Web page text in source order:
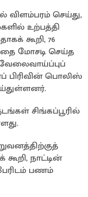
விளம்பரம் செய்து,
உற்பத்தி
கூறி, 76
மோசடி செய்த
பிரிவின் பொலிஸ்
சிங்கப்பூரில்
நாட்டின்
பணம்